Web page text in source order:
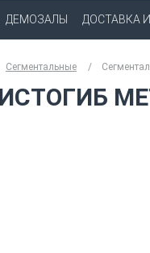
ДЕМОЗАЛЫ ДОСТАВКА
Сегментальные